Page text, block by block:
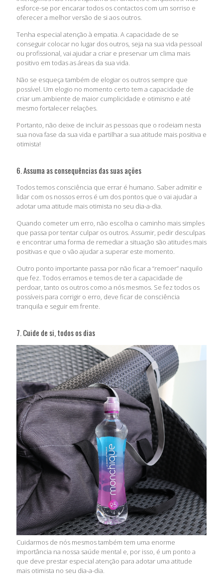
esforce-se por encarar todos os contactos com um sorriso e
oferecer a melhor versão de si aos outros.
Tenha especial atenção à empatia. A capacidade de se
conseguir colocar no lugar dos outros, seja na sua vida pessoal
ou profissional, vai ajudar a criar e preservar um clima mais
positivo em todas as áreas da sua vida.
Não se esqueça também de elogiar os outros sempre que
possível. Um elogio no momento certo tem a capacidade de
criar um ambiente de maior cumplicidade e otimismo e até
mesmo fortalecer relações.
Portanto, não deixe de incluir as pessoas que o rodeiam nesta
sua nova fase da sua vida e partilhar a sua atitude mais positiva e
otimista!
6. Assuma as consequências das suas ações
Todos temos consciência que errar é humano. Saber admitir e
lidar com os nossos erros é um dos pontos que o vai ajudar a
adotar uma atitude mais otimista no seu dia-a-dia.
Quando cometer um erro, não escolha o caminho mais simples
que passa por tentar culpar os outros. Assumir, pedir desculpas
e encontrar uma forma de remediar a situação são atitudes mais
positivas e que o vão ajudar a superar este momento.
Outro ponto importante passa por não ficar a “remoer” naquilo
que fez. Todos erramos e temos de ter a capacidade de
perdoar, tanto os outros como a nós mesmos. Se fez todos os
possíveis para corrigir o erro, deve ficar de consciência
tranquila e seguir em frente.
7. Cuide de si, todos os dias
Cuidarmos de nós mesmos também tem uma enorme
importância na nossa saúde mental e, por isso, é um ponto a
que deve prestar especial atenção para adotar uma atitude
mais otimista no seu dia-a-dia.